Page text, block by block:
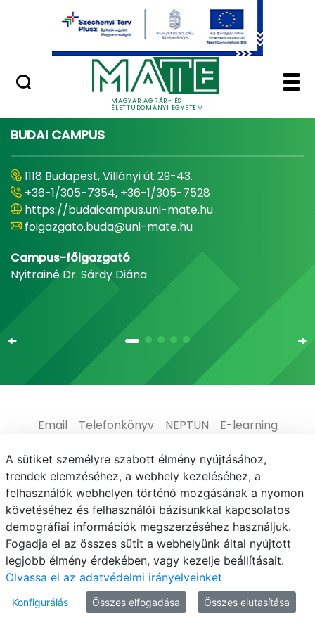
Ugrás a fő tartalomhoz
MAGYAR AGRÁR- ÉS
ÉLETTUDOMÁNYI EGYETEM
Minőségügy
Home - Magyar
BUDAI CAMPUS
1118 Budapest, Villányi út 29-43.
+36-1/305-7354, +36-1/305-7528
https://budaicampus.uni-mate.hu
foigazgato.buda@uni-mate.hu
Campus-főigazgató
Nyitrainé Dr. Sárdy Diána
Email Telefonkönyv NEPTUN
E-learning
Médiaközpont
Informatikai Igazgatóság
Adatvédelem
© MATE 2021
A sütiket személyre szabott élmény nyújtásához,
trendek elemzéséhez, a webhely kezeléséhez, a
felhasználók webhelyen történő mozgásának a nyomon
követéséhez és felhasználói bázisunkkal kapcsolatos
demográfiai információk megszerzéséhez használjuk.
Fogadja el az összes sütit a webhelyünk által nyújtott
legjobb élmény érdekében, vagy kezelje beállításait.
Olvassa el az adatvédelmi irányelveinket
Konfigurálás Összes elfogadása Összes elutasítása